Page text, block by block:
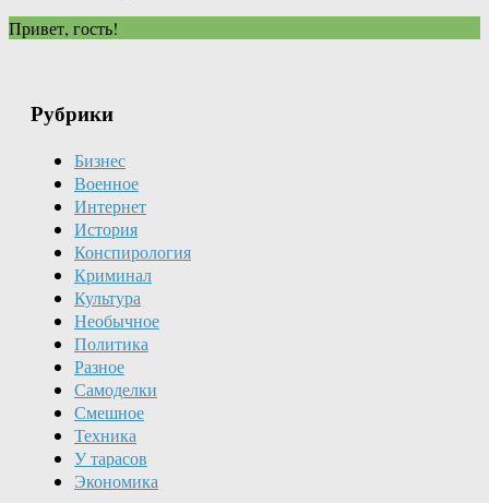
Привет, гость!
Рубрики
Бизнес
Военное
Интернет
История
Конспирология
Криминал
Культура
Необычное
Политика
Разное
Самоделки
Смешное
Техника
У тарасов
Экономика